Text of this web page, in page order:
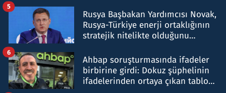
Rusya Başbakan Yardımcısı Novak,
Rusya-Türkiye enerji ortaklığının
stratejik nitelikte olduğunu
5
Ahbap soruşturmasında ifadeler
birbirine girdi: Dokuz şüphelinin
ifadelerinden ortaya çıkan tablo
6